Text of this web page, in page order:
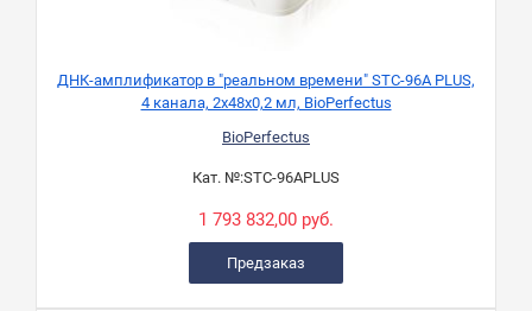
ДНК-амплификатор в "реальном времени" STC-96A PLUS,
4 канала, 2х48х0,2 мл, BioPerfectus
BioPerfectus
Кат. №:STC-96APLUS
1 793 832,00 руб.
Предзаказ